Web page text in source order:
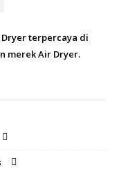
terpercaya di
merek Air Dryer.